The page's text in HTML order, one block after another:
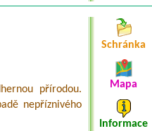
přírodou.
nepříznivého
Schránka
Mapa
Informace